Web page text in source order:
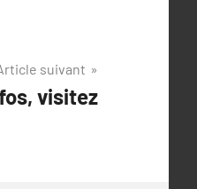
suivant
visitez